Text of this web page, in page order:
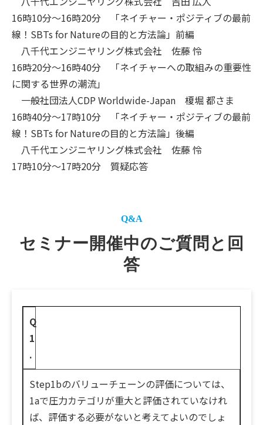
16時10分～16時20分 「ネイチャー・ポジティブの最前
線！SBTs for Natureの目的と方法論」前編
八千代エンジニヤリング株式会社 佐藤 怜
16時20分～16時40分 「ネイチャーへの取組みの重要性
に関する世界の潮流」
一般社団法人CDP Worldwide-Japan 榎堀 都さま
16時40分～17時10分 「ネイチャー・ポジティブの最前
線！SBTs for Natureの目的と方法論」後編
八千代エンジニヤリング株式会社 佐藤 怜
17時10分～17時20分 質疑応答
Q&A
セミナー開催中のご質問と回
答
Q
1
.
Step1bのバリューチェーンの評価については、
1aで圧力カテゴリが重大と評価されていなけれ
ば、評価する必要がないと考えてよいのでしょ